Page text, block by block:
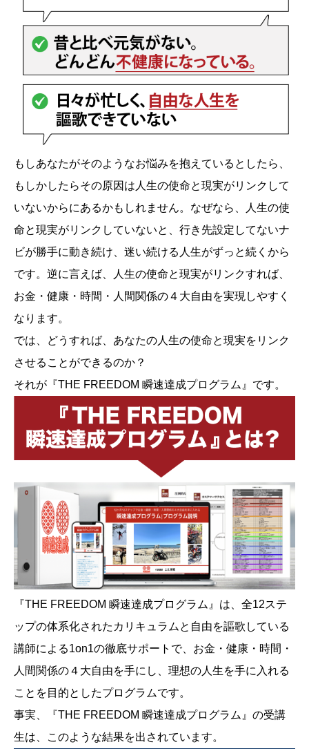
もしあなたがそのようなお悩みを抱えているとしたら、
もしかしたらその原因は人生の使命と現実がリンクして
いないからにあるかもしれません。なぜなら、人生の使
命と現実がリンクしていないと、行き先設定してないナ
ビが勝手に動き続け、迷い続ける人生がずっと続くから
です。逆に言えば、人生の使命と現実がリンクすれば、
お金・健康・時間・人間関係の４大自由を実現しやすく
なります。
では、どうすれば、あなたの人生の使命と現実をリンク
させることができるのか？
それが『THE FREEDOM 瞬速達成プログラム』です。
『THE FREEDOM 瞬速達成プログラム』は、全12ステ
ップの体系化されたカリキュラムと自由を謳歌している
講師による1on1の徹底サポートで、お金・健康・時間・
人間関係の４大自由を手にし、理想の人生を手に入れる
ことを目的としたプログラムです。
事実、『THE FREEDOM 瞬速達成プログラム』の受講
生は、このような結果を出されています。